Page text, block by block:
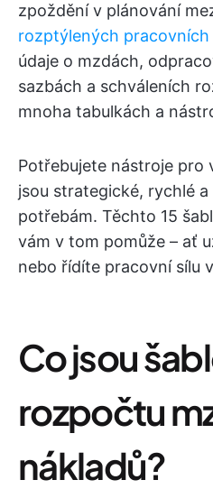
zpoždění v plánování
rozptýlených pracovních
údaje o mzdách,
sazbách a schváleních
mnoha tabulkách a
Potřebujete nástroje pro
jsou strategické, rychlé
potřebám. Těchto 15
vám v tom pomůže – ať
nebo řídíte pracovní sílu
Co jsou
rozpočtu
nákladů?